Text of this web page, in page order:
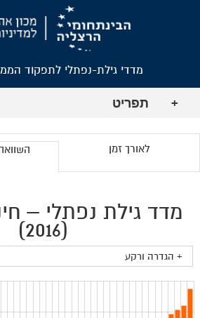
מדדי גילת-נפתלי לתפקוד
+ תפריט
לאורך זמן
מדד גילת נפתלי –
(2016)
+ הגדרה ורקע